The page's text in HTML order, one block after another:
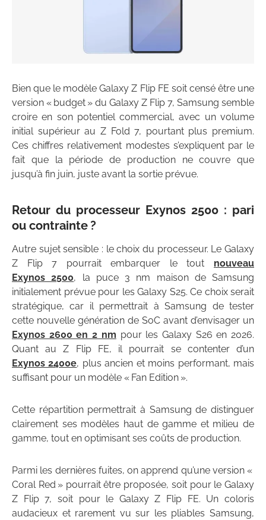
Bien que le modèle Galaxy Z Flip FE soit censé être une
version « budget » du Galaxy Z Flip 7, Samsung semble
croire en son potentiel commercial, avec un volume
initial supérieur au Z Fold 7, pourtant plus premium.
Ces chiffres relativement modestes s’expliquent par le
fait que la période de production ne couvre que
jusqu’à fin juin, juste avant la sortie prévue.
Retour du processeur Exynos 2500 : pari
ou contrainte ?
Autre sujet sensible : le choix du processeur. Le Galaxy
Z Flip 7 pourrait embarquer le tout nouveau
Exynos 2500, la puce 3 nm maison de Samsung
initialement prévue pour les Galaxy S25. Ce choix serait
stratégique, car il permettrait à Samsung de tester
cette nouvelle génération de SoC avant d’envisager un
Exynos 2600 en 2 nm pour les Galaxy S26 en 2026.
Quant au Z Flip FE, il pourrait se contenter d’un
Exynos 2400e, plus ancien et moins performant, mais
suffisant pour un modèle « Fan Edition ».
Cette répartition permettrait à Samsung de distinguer
clairement ses modèles haut de gamme et milieu de
gamme, tout en optimisant ses coûts de production.
Parmi les dernières fuites, on apprend qu’une version «
Coral Red » pourrait être proposée, soit pour le Galaxy
Z Flip 7, soit pour le Galaxy Z Flip FE. Un coloris
audacieux et rarement vu sur les pliables Samsung,